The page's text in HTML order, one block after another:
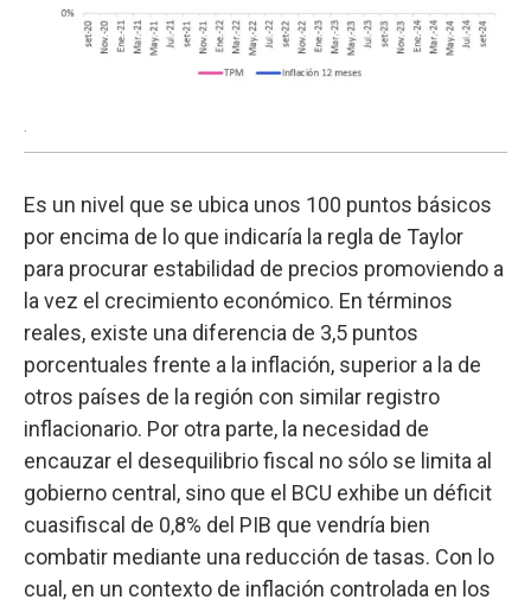
Es un nivel que se ubica unos 100 puntos básicos
por encima de lo que indicaría la regla de Taylor
para procurar estabilidad de precios promoviendo a
la vez el crecimiento económico. En términos
reales, existe una diferencia de 3,5 puntos
porcentuales frente a la inflación, superior a la de
otros países de la región con similar registro
inflacionario. Por otra parte, la necesidad de
encauzar el desequilibrio fiscal no sólo se limita al
gobierno central, sino que el BCU exhibe un déficit
cuasifiscal de 0,8% del PIB que vendría bien
combatir mediante una reducción de tasas. Con lo
cual, en un contexto de inflación controlada en los